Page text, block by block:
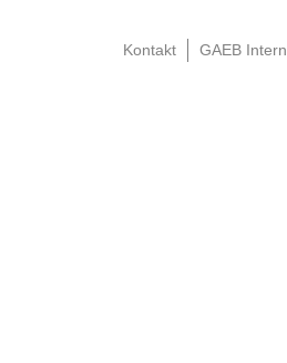
Kontakt GAEB Intern